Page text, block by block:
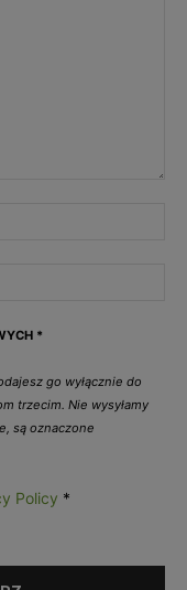
*
go wyłącznie do
trzecim. Nie wysyłamy
są oznaczone
Policy *